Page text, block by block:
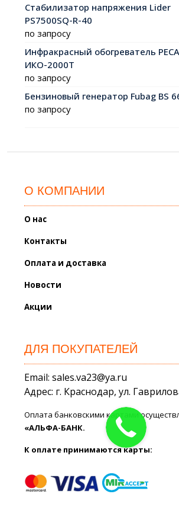
Стабилизатор напряжения Lider
PS7500SQ-R-40
по запросу
Инфракрасный обогреватель
ИКО-2000Т
по запросу
Бензиновый генератор Fubag BS
по запросу
О КОМПАНИИ
О нас
Контакты
Оплата и доставка
Новости
Акции
ДЛЯ ПОКУПАТЕЛЕЙ
Email: sales.va23@ya.ru
Адрес: г. Краснодар, ул.
Оплата банковскими картами
«АЛЬФА-БАНК.
К оплате принимаются карты: